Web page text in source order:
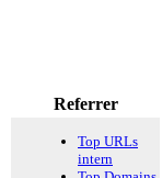
Referrer
Top URLs
intern